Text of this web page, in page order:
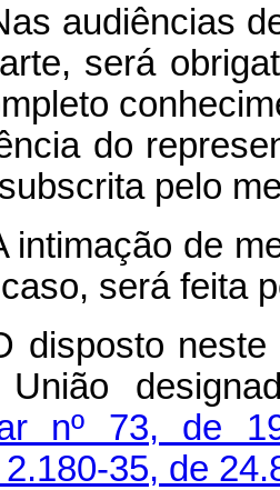
audiências de
será
do
pelo
de
será feita
neste
União
nº 73, de
35, de